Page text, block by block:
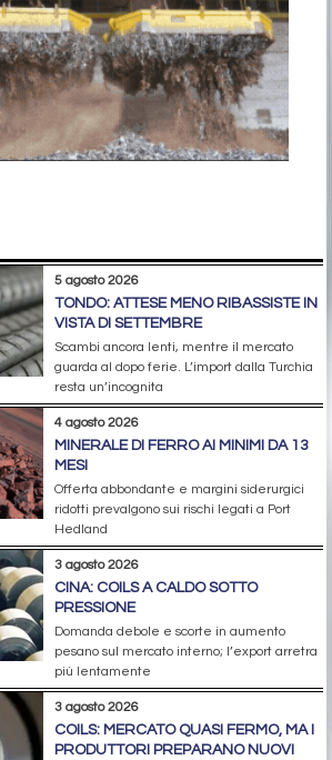
5 agosto 2026
TONDO: ATTESE MENO RIBASSISTE IN
VISTA DI SETTEMBRE
Scambi ancora lenti, mentre il mercato
guarda al dopo ferie. L’import dalla Turchia
resta un’incognita
4 agosto 2026
MINERALE DI FERRO AI MINIMI DA 13
MESI
Offerta abbondante e margini siderurgici
ridotti prevalgono sui rischi legati a Port
Hedland
3 agosto 2026
CINA: COILS A CALDO SOTTO
PRESSIONE
Domanda debole e scorte in aumento
pesano sul mercato interno; l’export arretra
più lentamente
3 agosto 2026
COILS: MERCATO QUASI FERMO, MA I
PRODUTTORI PREPARANO NUOVI